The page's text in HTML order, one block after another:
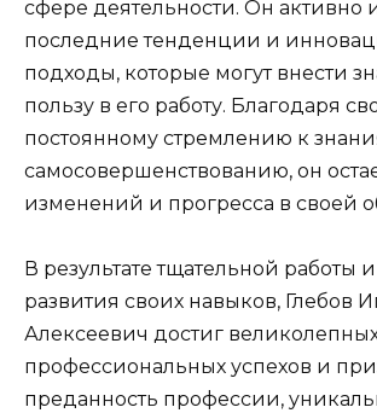
сфере деятельности. Он активно
последние тенденции и
подходы, которые могут внести
пользу в его работу. Благодаря
постоянному стремлению к
самосовершенствованию, он
изменений и прогресса в своей
В результате тщательной работы
развития своих навыков, Глебов
Алексеевич достиг
профессиональных успехов и
преданность профессии,